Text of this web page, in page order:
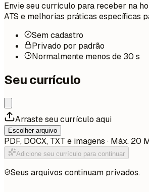
Envie seu currículo para receber na
ATS e melhorias práticas específicas
Sem cadastro
Privado por padrão
Normalmente menos de 30 s
Seu currículo
Arraste seu currículo aqui
Escolher arquivo
PDF, DOCX, TXT e imagens · Máx. 20
Adicione seu currículo para continuar
Seus arquivos continuam privados.